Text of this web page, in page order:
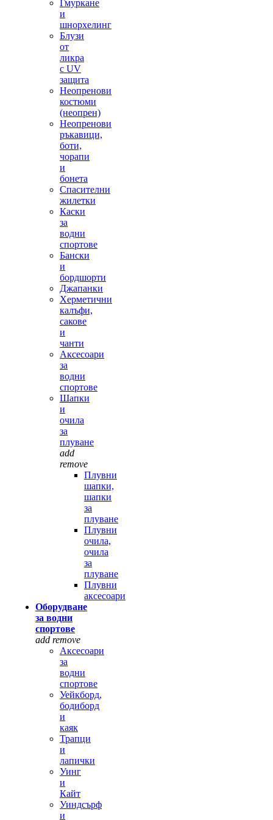
Гмуркане
и
шнорхелинг
Блузи
от
ликра
с UV
защита
Неопренови
костюми
(неопрен)
Неопренови
ръкавици,
боти,
чорапи
и
бонета
Спасителни
жилетки
Каски
за
водни
спортове
Бански
и
бордшорти
Джапанки
Херметични
калъфи,
сакове
и
чанти
Аксесоари
за
водни
спортове
Шапки
и
очила
за
плуване
add
remove
Плувни
шапки,
шапки
за
плуване
Плувни
очила,
очила
за
плуване
Плувни
аксесоари
Оборудване
за водни
спортове
add remove
Аксесоари
за
водни
спортове
Уейкборд,
бодиборд
и
каяк
Трапци
и
лапички
Уинг
и
Кайт
Уиндсърф
и